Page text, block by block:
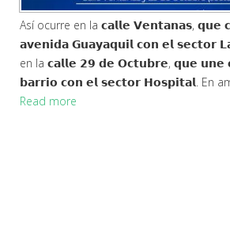
Así ocurre en la 𝗰𝗮𝗹𝗹𝗲 𝗩𝗲𝗻𝘁𝗮𝗻𝗮𝘀, 𝗾𝘂𝗲
𝗮𝘃𝗲𝗻𝗶𝗱𝗮 𝗚𝘂𝗮𝘆𝗮𝗾𝘂𝗶𝗹 𝗰𝗼𝗻 𝗲𝗹 𝘀𝗲𝗰𝘁𝗼𝗿
en la 𝗰𝗮𝗹𝗹𝗲 𝟮𝟵 𝗱𝗲 𝗢𝗰𝘁𝘂𝗯𝗿𝗲, 𝗾𝘂𝗲 𝘂𝗻𝗲
𝗯𝗮𝗿𝗿𝗶𝗼 𝗰𝗼𝗻 𝗲𝗹 𝘀𝗲𝗰𝘁𝗼𝗿 𝗛𝗼𝘀𝗽𝗶𝘁𝗮𝗹. En
Read more